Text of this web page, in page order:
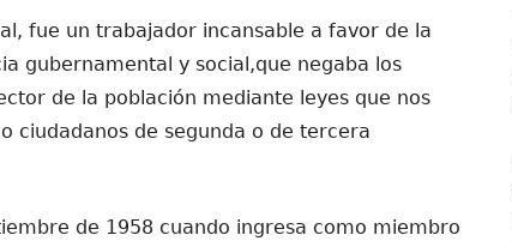
fue un trabajador incansable a favor de la
gubernamental y social,que negaba los
de la población mediante leyes que nos
ciudadanos de segunda o de tercera
de 1958 cuando ingresa como miembro